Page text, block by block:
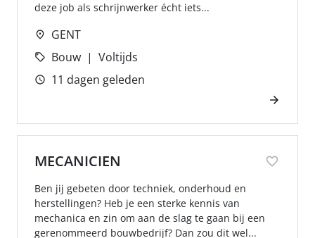
deze job als schrijnwerker écht iets...
GENT
Bouw
Voltijds
11 dagen geleden
MECANICIEN
Ben jij gebeten door techniek, onderhoud en
herstellingen? Heb je een sterke kennis van
mechanica en zin om aan de slag te gaan bij een
gerenommeerd bouwbedrijf? Dan zou dit wel...